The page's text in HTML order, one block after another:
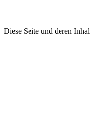
Diese Seite und deren